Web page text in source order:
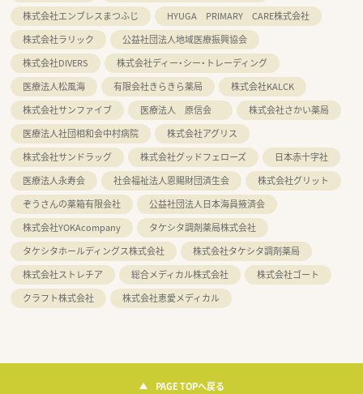
株式会社エンブレスまつふじ
HYUGA PRIMARY CARE株式会社
株式会社ラリック
公益社団法人地域医療振興協会
株式会社DIVERS
株式会社ディー・シー・トレーディング
医療法人松風海
有限会社きらきら薬局
株式会社KALCK
株式会社サンファイブ
医療法人 原信会
株式会社さかい薬局
医療法人社団相和会中村病院
株式会社アグリス
株式会社サンドラッグ
株式会社グッドフェローズ
日本赤十字社
医療法人永寿会
社会福祉法人恩賜財団済生会
株式会社グリット
ぞうさんの薬箱有限会社
公益社団法人日本海員掖済会
株式会社YOKAcompany
タケシタ調剤薬局株式会社
タケシタホールディングス株式会社
株式会社タケシタ調剤薬局
株式会社ストレチア
総合メディカル株式会社
株式会社ゴート
クラフト株式会社
株式会社恵愛メディカル
PAGE TOPへ戻る